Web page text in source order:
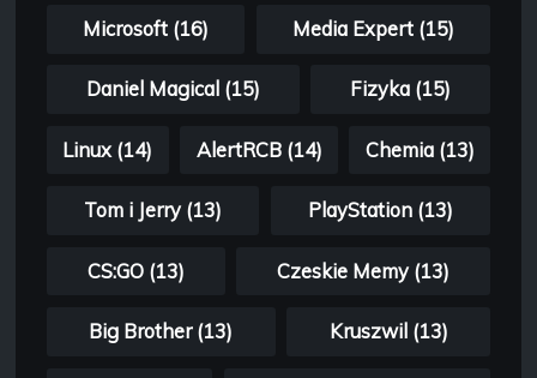
Microsoft (16) Media Expert (15)
Daniel Magical (15) Fizyka (15)
Linux (14) AlertRCB (14) Chemia (13)
Tom i Jerry (13) PlayStation (13)
CS:GO (13) Czeskie Memy (13)
Big Brother (13) Kruszwil (13)